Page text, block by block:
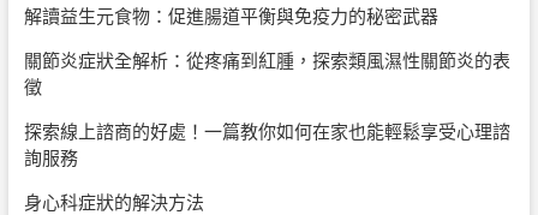
解讀益生元食物：促進腸道平衡與免疫力的秘密武器
關節炎症狀全解析：從疼痛到紅腫，探索類風濕性關節炎的表
徵
探索線上諮商的好處！一篇教你如何在家也能輕鬆享受心理諮
詢服務
身心科症狀的解決方法